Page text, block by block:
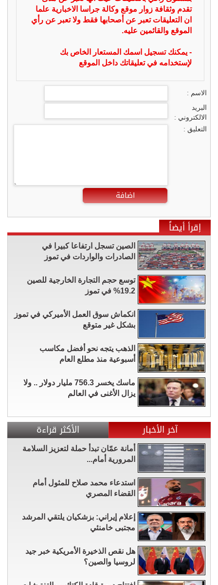
تقدم وثقافة زوار موقع وكالة جراسا الاخبارية علما
ان التعليقات تعبر عن أصحابها فقط ولا تعبر عن رأي
الموقع والقائمين عليه.
- يمكنك تسجيل اسمك المستعار الخاص بك
لإستخدامه في تعليقاتك داخل الموقع
الاسم :
البريد
الالكتروني :
التعليق :
اضافة
إقرأ أيضاً
الصين تسجل ارتفاعا كبيرا في
الصادرات والواردات في تموز
توسع حجم التجارة الخارجية للصين
19.2% في تموز
انكماش سوق العمل الأميركي في تموز
بشكل غير متوقع
الذهب يتجه نحو أفضل مكاسب
أسبوعية منذ مطلع العام
ماسك يخسر 756.3 مليار دولار .. ولا
يزال الأغنى في العالم
آخر الأخبار الأكثر قراءة
أمانة عمّان تبدأ حملة لتعزيز السلامة
المرورية أمام...
استدعاء محمد صلاح للمثول أمام
القضاء المصري
إعلام إيراني: بزشكيان يلتقي المرشد
مجتبى خامنئي
هل نقص الذخيرة الأمريكية خبر جيد
لروسيا والصين؟